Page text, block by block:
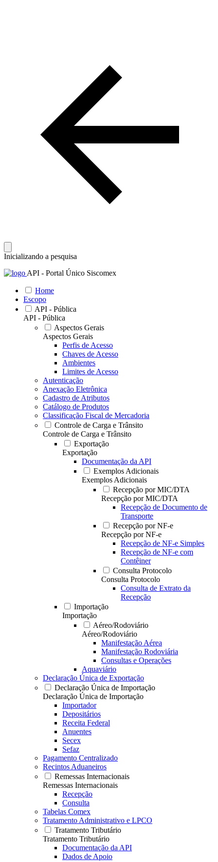
Inicializando a pesquisa
API - Portal Único Siscomex
Home
Escopo
API - Pública
API - Pública
Aspectos Gerais
Aspectos Gerais
Perfis de Acesso
Chaves de Acesso
Ambientes
Limites de Acesso
Autenticação
Anexação Eletrônica
Cadastro de Atributos
Catálogo de Produtos
Classificação Fiscal de Mercadoria
Controle de Carga e Trânsito
Controle de Carga e Trânsito
Exportação
Exportação
Documentação da API
Exemplos Adicionais
Exemplos Adicionais
Recepção por MIC/DTA
Recepção por MIC/DTA
Recepção de Documento de
Transporte
Recepção por NF-e
Recepção por NF-e
Recepção de NF-e Simples
Recepção de NF-e com
Contêiner
Consulta Protocolo
Consulta Protocolo
Consulta de Extrato da
Recepção
Importação
Importação
Aéreo/Rodoviário
Aéreo/Rodoviário
Manifestação Aérea
Manifestação Rodoviária
Consultas e Operações
Aquaviário
Declaração Única de Exportação
Declaração Única de Importação
Declaração Única de Importação
Importador
Depositários
Receita Federal
Anuentes
Secex
Sefaz
Pagamento Centralizado
Recintos Aduaneiros
Remessas Internacionais
Remessas Internacionais
Recepção
Consulta
Tabelas Comex
Tratamento Administrativo e LPCO
Tratamento Tributário
Tratamento Tributário
Documentação da API
Dados de Apoio